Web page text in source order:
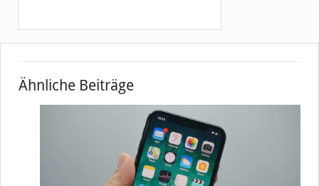
Ähnliche Beiträge